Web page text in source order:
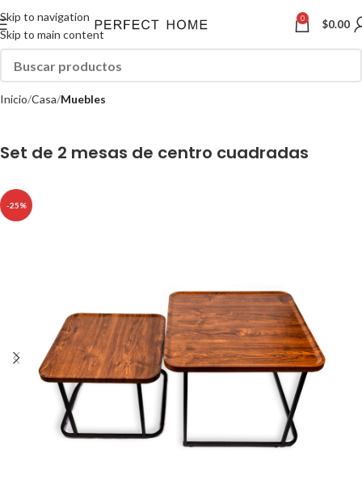
Skip to navigation
Skip to main content
0 $0.00
Inicio Casa Muebles
Set de 2 mesas de centro cuadradas
-25%